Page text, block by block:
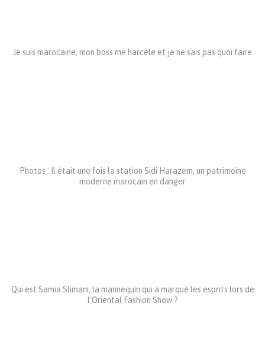
Je suis marocaine, mon boss me harcèle et je ne sais pas quoi faire
Photos : Il était une fois la station Sidi Harazem, un patrimoine
moderne marocain en danger
Qui est Samia Slimani, la mannequin qui a marqué les esprits lors de
l’Oriental Fashion Show ?